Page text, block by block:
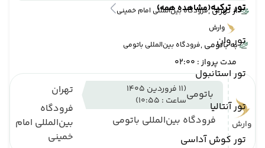
تور ترکیه(مشاهده همه)
تور وان
تور استانبول
تور آنتالیا
تور کوش آداسی
از تهران ,فرودگاه بین‌المللی امام خمینی
وارش
به باتومی ,فرودگاه بین‌المللی باتومی
مدت پرواز : 02:00
وارش
باتومی
(11 فروردین 1405
ساعت : 10:55)
فرودگاه بین‌المللی باتومی
تهران
فرودگاه
بین‌المللی امام
خمینی